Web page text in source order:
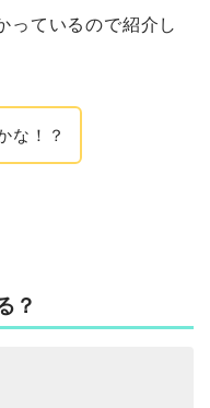
っているので紹介し
な！？
？